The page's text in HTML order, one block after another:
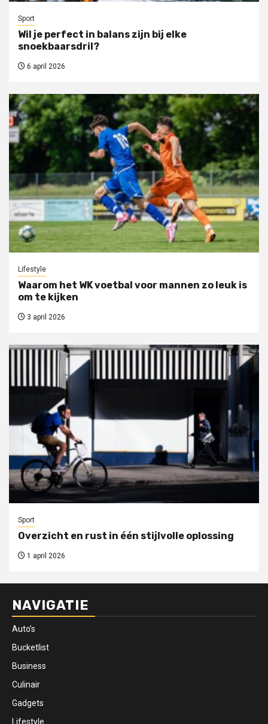
Sport
Wil je perfect in balans zijn bij elke
snoekbaarsdril?
6 april 2026
Lifestyle
Waarom het WK voetbal voor mannen zo leuk is
om te kijken
3 april 2026
Sport
Overzicht en rust in één stijlvolle oplossing
1 april 2026
NAVIGATIE
Auto’s
Bucketlist
Business
Culinair
Gadgets
Lifestyle